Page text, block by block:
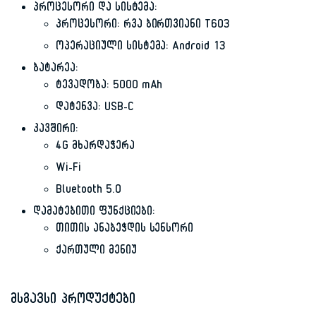
პროცესორი და სისტემა:
პროცესორი: რვა ბირთვიანი T603
ოპერაციული სისტემა: Android 13
ბატარეა:
ტევადობა: 5000 mAh
დატენვა: USB-C
კავშირი:
4G მხარდაჭერა
Wi-Fi
Bluetooth 5.0
დამატებითი ფუნქციები:
თითის ანაბეჭდის სენსორი
ქართული მენიუ
მსგავსი პროდუქტები